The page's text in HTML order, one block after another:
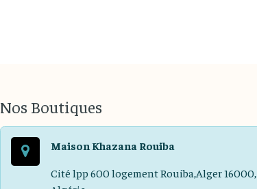
Nos Boutiques
Maison Khazana Rouiba
Cité lpp 600 logement Rouiba,Alger 16000,